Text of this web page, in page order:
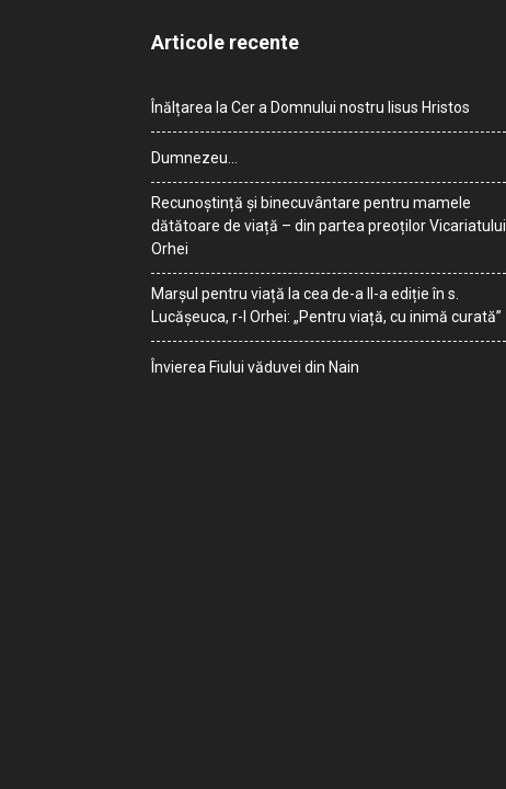
Articole recente
Înălțarea la Cer a Domnului nostru Iisus Hristos
Dumnezeu…
Recunoștință și binecuvântare pentru mamele
dătătoare de viață – din partea preoților Vicariatului
Orhei
Marșul pentru viață la cea de-a II-a ediție în s.
Lucășeuca, r-l Orhei: „Pentru viață, cu inimă curată”
Învierea Fiului văduvei din Nain